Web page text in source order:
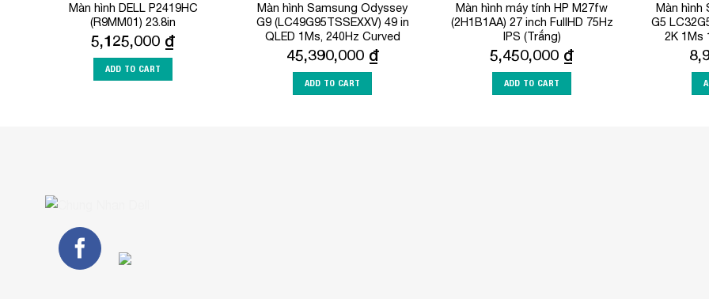
Màn hình DELL P2419HC
(R9MM01) 23.8in
5,125,000 ₫
ADD TO CART
Màn hình Samsung Odyssey
G9 (LC49G95TSSEXXV) 49 in
QLED 1Ms, 240Hz Curved
45,390,000 ₫
ADD TO CART
Màn hình máy tính HP M27fw
(2H1B1AA) 27 inch FullHD 75Hz
IPS (Trắng)
5,450,000 ₫
ADD TO CART
Màn hình
G5
2K 1Ms